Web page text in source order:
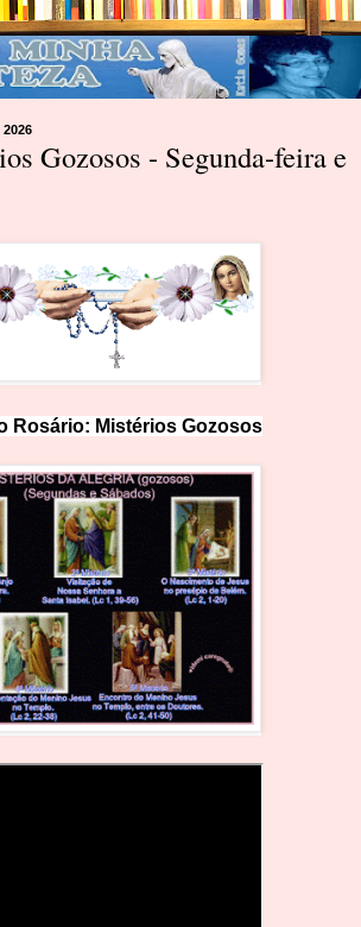
Gozosos - Segunda-feira e
Rosário: Mistérios Gozosos